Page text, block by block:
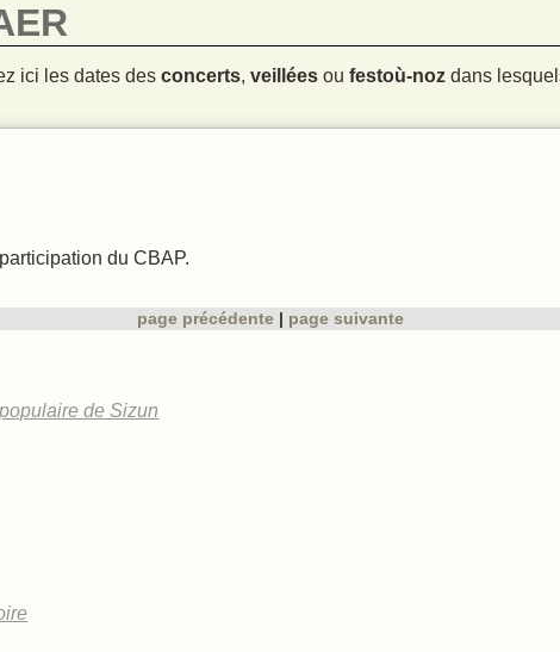
ici les dates desconcerts,veillées oufestoù-noz dans
du CBAP.
page précédente page suivante
de Sizun